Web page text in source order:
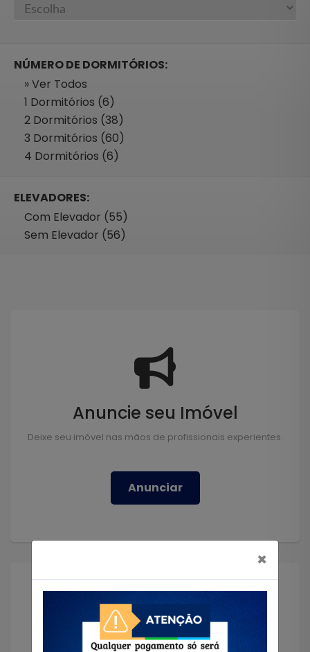
×
NÚMERO DE DORMITÓRIOS:
» Ver Todos
1 Dormitórios (6)
2 Dormitórios (38)
3 Dormitórios (60)
4 Dormitórios (6)
ELEVADORES:
Com Elevador (55)
Sem Elevador (56)
Anuncie seu Imóvel
Deixe seu imóvel nas mãos de profissionais experientes.
Anunciar